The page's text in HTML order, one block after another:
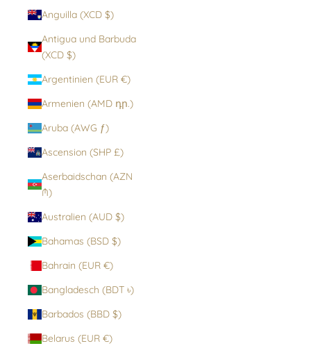
Anguilla (XCD $)
Antigua und Barbuda
(XCD $)
Argentinien (EUR €)
Armenien (AMD դր.)
Aruba (AWG ƒ)
Ascension (SHP £)
Aserbaidschan (AZN
₼)
Australien (AUD $)
Bahamas (BSD $)
Bahrain (EUR €)
Bangladesch (BDT ৳)
Barbados (BBD $)
Belarus (EUR €)